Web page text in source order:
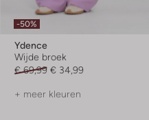
-50%
Ydence
Wijde broek
€ 69,99 € 34,99
+ meer kleuren